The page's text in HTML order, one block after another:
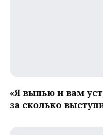
«Я выпью и вам
за сколько